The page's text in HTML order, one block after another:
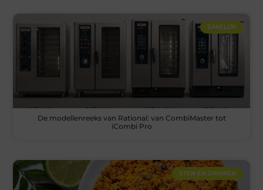
ZAKELIJK
De modellenreeks van Rational: van CombiMaster tot
iCombi Pro
ETEN EN DRINKEN